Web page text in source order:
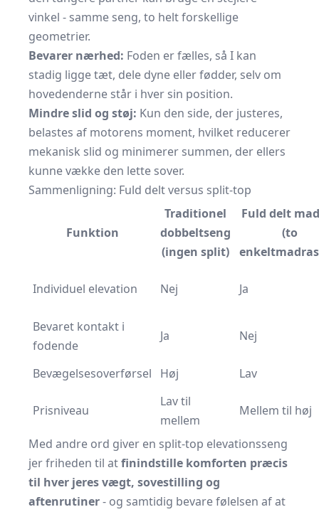
vinkel - samme seng, to helt forskellige
geometrier.
Bevarer nærhed: Foden er fælles, så I kan
stadig ligge tæt, dele dyne eller fødder, selv om
hovedenderne står i hver sin position.
Mindre slid og støj: Kun den side, der justeres,
belastes af motorens moment, hvilket reducerer
mekanisk slid og minimerer summen, der ellers
kunne vække den lette sover.
Sammenligning: Fuld delt versus split-top
Funktion
Traditionel
dobbeltseng
(ingen split)
Fuld delt
(to
Individuel elevation Nej Ja
Bevaret kontakt i
fodende
Ja Nej
Bevægelsesoverførsel Høj Lav
Prisniveau
Lav til
mellem
Mellem til høj
Med andre ord giver en split-top elevationsseng
jer friheden til atfinindstille komforten præcis
til hver jeres vægt, sovestilling og
aftenrutiner- og samtidig bevare følelsen af at